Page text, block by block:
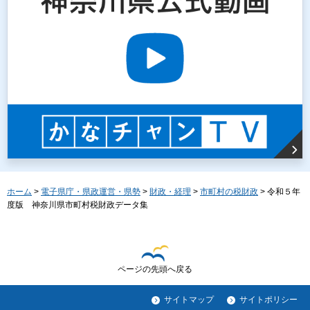
ホーム > 電子県庁・県政運営・県勢 > 財政・経理 > 市町村の税財政 > 令和５年
度版 神奈川県市町村税財政データ集
ページの先頭へ戻る
サイトマップ サイトポリシー